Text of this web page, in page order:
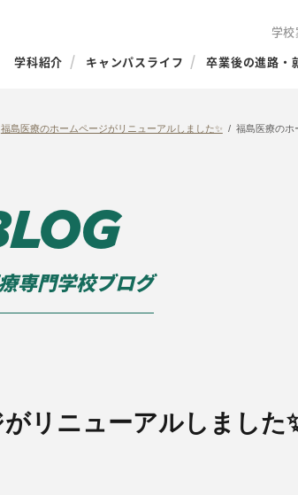
学
学科紹介
キャンパスライフ 卒業後の進路・
福島医療のホームページがリニューアルしました✨ 福島医療のホ
専門学校ブログ
リニューアルしました